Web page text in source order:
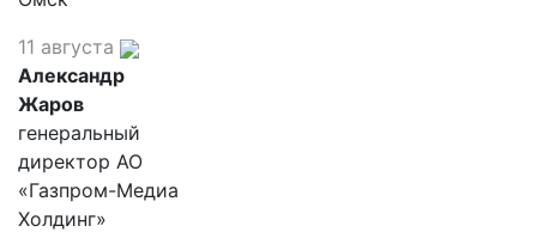
11 августа
Александр
Жаров
генеральный
директор АО
«Газпром-Медиа
Холдинг»